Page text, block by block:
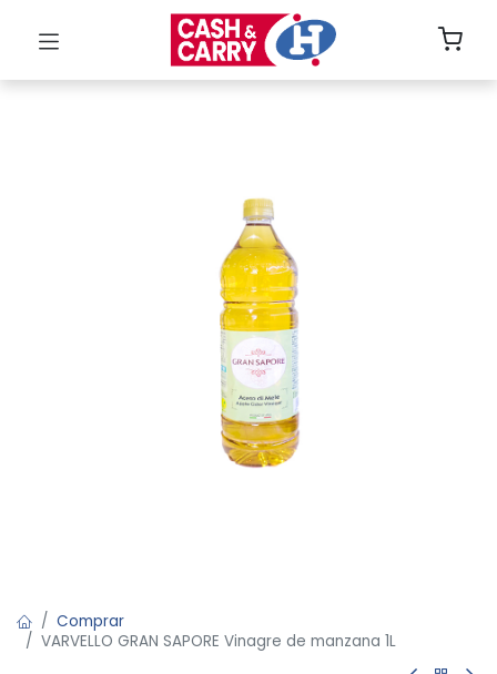
Comprar
VARVELLO GRAN SAPORE Vinagre de manzana 1L